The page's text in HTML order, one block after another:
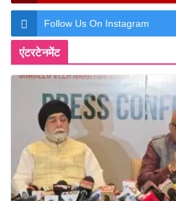
Follow Us On Instagram
एंटरटेनमेंट